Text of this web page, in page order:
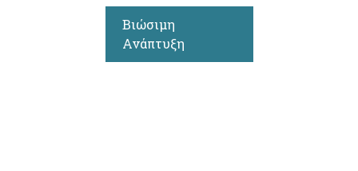
Βιώσιμη
Ανάπτυξη